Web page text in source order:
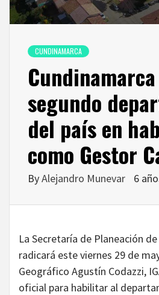
CUNDINAMARCA
segundo
del país en
como Gestor
ByAlejandro Munevar 6
La Secretaría de Planeación
radicará este viernes 29 de
Geográfico Agustín Codazzi,
oficial para habilitar al